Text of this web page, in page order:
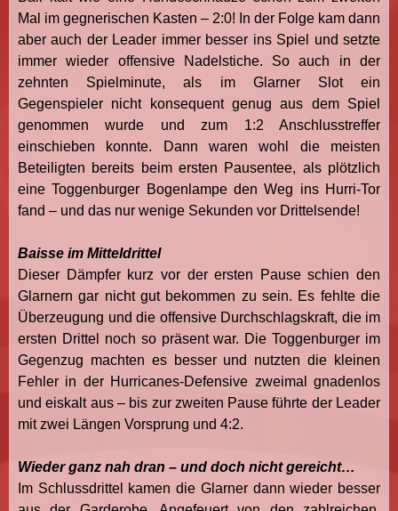
Mal im gegnerischen Kasten – 2:0! In der Folge kam dann
aber auch der Leader immer besser ins Spiel und setzte
immer wieder offensive Nadelstiche. So auch in der
zehnten Spielminute, als im Glarner Slot ein
Gegenspieler nicht konsequent genug aus dem Spiel
genommen wurde und zum 1:2 Anschlusstreffer
einschieben konnte. Dann waren wohl die meisten
Beteiligten bereits beim ersten Pausentee, als plötzlich
eine Toggenburger Bogenlampe den Weg ins Hurri-Tor
fand – und das nur wenige Sekunden vor Drittelsende!
Baisse im Mitteldrittel
Dieser Dämpfer kurz vor der ersten Pause schien den
Glarnern gar nicht gut bekommen zu sein. Es fehlte die
Überzeugung und die offensive Durchschlagskraft, die im
ersten Drittel noch so präsent war. Die Toggenburger im
Gegenzug machten es besser und nutzten die kleinen
Fehler in der Hurricanes-Defensive zweimal gnadenlos
und eiskalt aus – bis zur zweiten Pause führte der Leader
mit zwei Längen Vorsprung und 4:2.
Wieder ganz nah dran – und doch nicht gereicht…
Im Schlussdrittel kamen die Glarner dann wieder besser